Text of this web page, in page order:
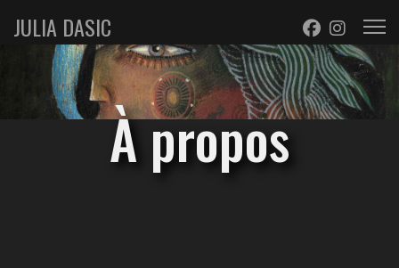
JULIA DASIC
À propos